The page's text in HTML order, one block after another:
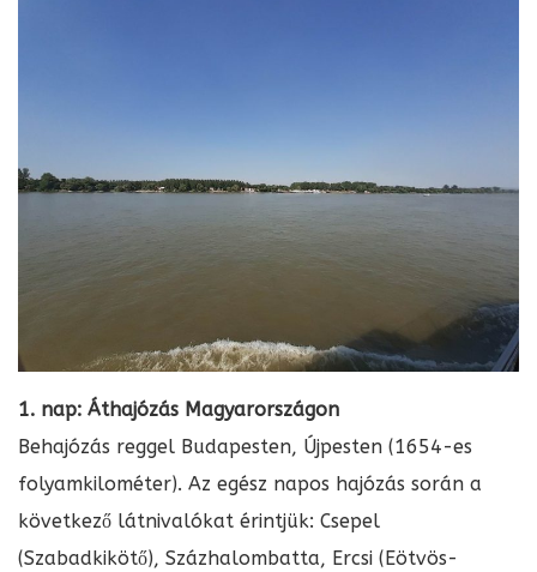
1. nap: Áthajózás Magyarországon
Behajózás reggel Budapesten, Újpesten (1654-es
folyamkilométer). Az egész napos hajózás során a
következő látnivalókat érintjük: Csepel
(Szabadkikötő), Százhalombatta, Ercsi (Eötvös-